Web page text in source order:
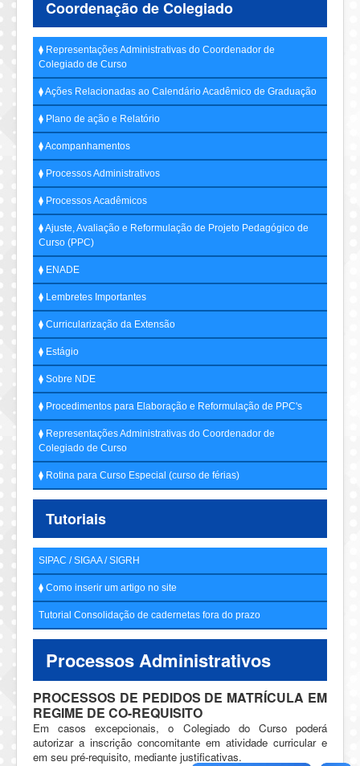
Coordenação de Colegiado
⧫ Representações Administrativas do Coordenador de
Colegiado de Curso
⧫ Ações Relacionadas ao Calendário Acadêmico de Graduação
⧫ Plano de ação e Relatório
⧫ Acompanhamentos
⧫ Processos Administrativos
⧫ Processos Acadêmicos
⧫ Ajuste, Avaliação e Reformulação de Projeto Pedagógico de
Curso (PPC)
⧫ ENADE
⧫ Lembretes Importantes
⧫ Curricularização da Extensão
⧫ Estágio
⧫ Sobre NDE
⧫ Procedimentos para Elaboração e Reformulação de PPC's
⧫ Representações Administrativas do Coordenador de
Colegiado de Curso
⧫ Rotina para Curso Especial (curso de férias)
Tutoriais
SIPAC / SIGAA / SIGRH
⧫ Como inserir um artigo no site
Tutorial Consolidação de cadernetas fora do prazo
Processos Administrativos
PROCESSOS DE PEDIDOS DE MATRÍCULA EM
REGIME DE CO-REQUISITO
Em casos excepcionais, o Colegiado do Curso poderá
autorizar a inscrição concomitante em atividade curricular e
em seu pré-requisito, mediante justificativas.